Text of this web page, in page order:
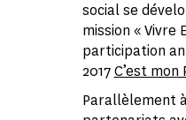
social se
mission «
participation
2017C’est mon
Parallèlement